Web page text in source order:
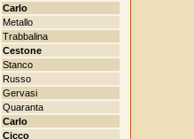
Carlo
Metallo
Trabbalina
Cestone
Stanco
Russo
Gervasi
Quaranta
Carlo
Cicco